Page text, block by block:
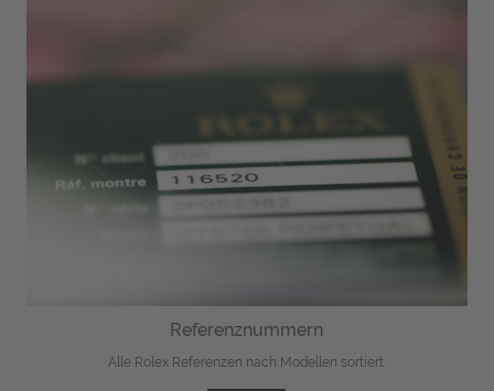
Referenznummern
Alle Rolex Referenzen nach Modellen sortiert.